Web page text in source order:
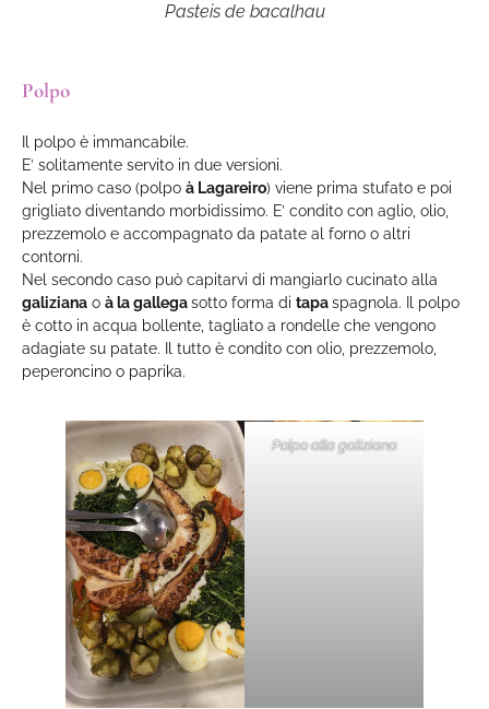
Pasteis de bacalhau
Polpo
Il polpo è immancabile.
E’ solitamente servito in due versioni.
Nel primo caso (polpo à Lagareiro) viene prima stufato e poi
grigliato diventando morbidissimo. E’ condito con aglio, olio,
prezzemolo e accompagnato da patate al forno o altri
contorni.
Nel secondo caso può capitarvi di mangiarlo cucinato alla
galiziana o à la gallegasotto forma di tapaspagnola. Il polpo
è cotto in acqua bollente, tagliato a rondelle che vengono
adagiate su patate. Il tutto è condito con olio, prezzemolo,
peperoncino o paprika.
Polpo alla galiziana